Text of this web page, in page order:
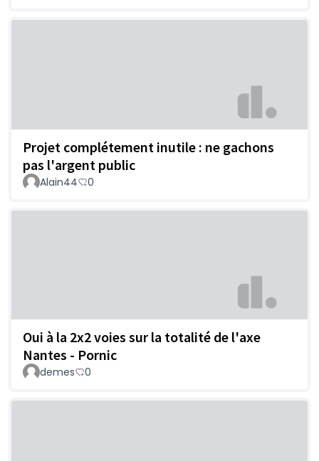
Projet complétement inutile : ne gachons
pas l'argent public
Alain44 0
Oui à la 2x2 voies sur la totalité de l'axe
Nantes - Pornic
demes 0